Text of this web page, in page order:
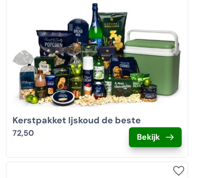
Kerstpakket Ijskoud de beste
72,50 Bekijk